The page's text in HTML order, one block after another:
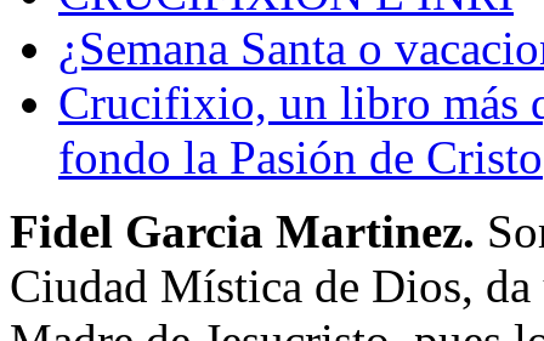
¿Semana Santa o
Crucifixio, un libro más
fondo la Pasión de Cristo
Fidel Garcia Martinez.
Ciudad Mística de Dios,